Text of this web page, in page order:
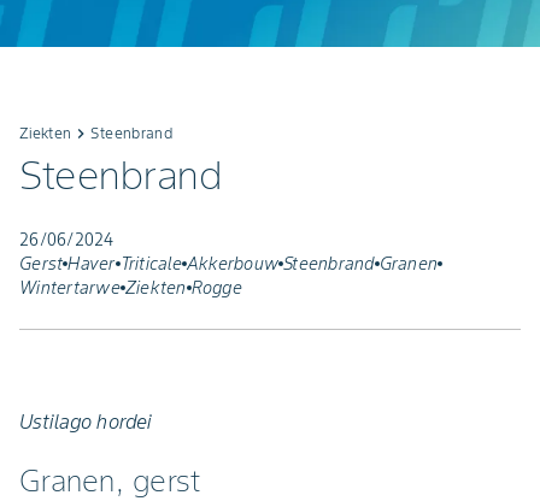
Ziekten keyboard_arrow_rightSteenbrand
Steenbrand
26/06/2024
Gerst Haver Triticale Akkerbouw Steenbrand Granen
Wintertarwe Ziekten Rogge
Ustilago hordei
Granen, gerst